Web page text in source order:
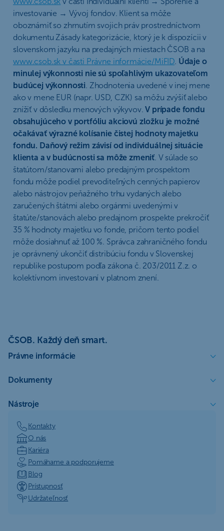
investovanie → Vývoj fondov. Klient sa môže
oboznámiť so zhrnutím svojich práv prostredníctvom
dokumentu Zásady kategorizácie, ktorý je k dispozícii v
slovenskom jazyku na predajných miestach ČSOB a na
www.csob.sk v časti Právne informácie/MiFID. Údaje o
minulej výkonnosti nie sú spoľahlivým ukazovateľom
budúcej výkonnosti. Zhodnotenia uvedené v inej mene
ako v mene EUR (napr. USD, CZK) sa môžu zvýšiť alebo
znížiť v dôsledku menových výkyvov.V prípade fondu
obsahujúceho v portfóliu akciovú zložku je možné
očakávať výrazné kolísanie čistej hodnoty majetku
fondu. Daňový režim závisí od individuálnej situácie
klienta a v budúcnosti sa môže zmeniť. V súlade so
štatútom/stanovami alebo predajným prospektom
fondu môže podiel prevoditeľných cenných papierov
alebo nástrojov peňažného trhu vydaných alebo
zaručených štátmi alebo orgánmi uvedenými v
štatúte/stanovách alebo predajnom prospekte prekročiť
35 % hodnoty majetku vo fonde, pričom tento podiel
môže dosiahnuť až 100 %. Správca zahraničného fondu
je oprávnený ukončiť distribúciu fondu v Slovenskej
republike postupom podľa zákona č. 203/2011 Z.z. o
kolektívnom investovaní v platnom znení.
ČSOB. Každý deň smart.
Právne informácie
Dokumenty
Nástroje
Kontakty
O nás
Kariéra
Pomáhame a podporujeme
Blog
Prístupnosť
Udržateľnosť